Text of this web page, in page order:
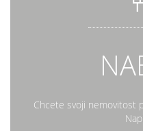
Chcete svoji nemovitost